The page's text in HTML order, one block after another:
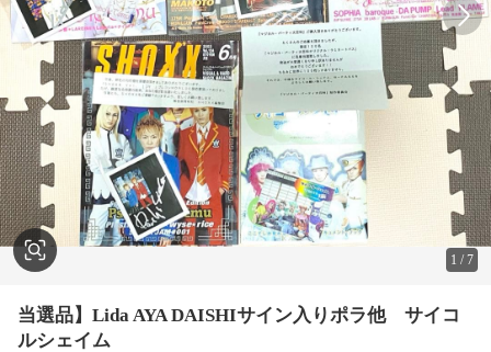
1 /7
当選品】Lida AYA DAISHIサイン入りポラ他 サイコ
ルシェイム